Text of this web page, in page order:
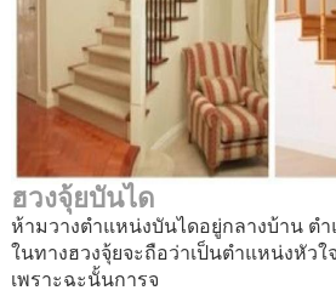
ฮวงจุ้ยบันได
ห้ามวางตำแหน่งบันไดอยู่กลางบ้าน ต
ในทางฮวงจุ้ยจะถือว่าเป็นตำแหน่งหัวใ
เพราะฉะนั้นการจ